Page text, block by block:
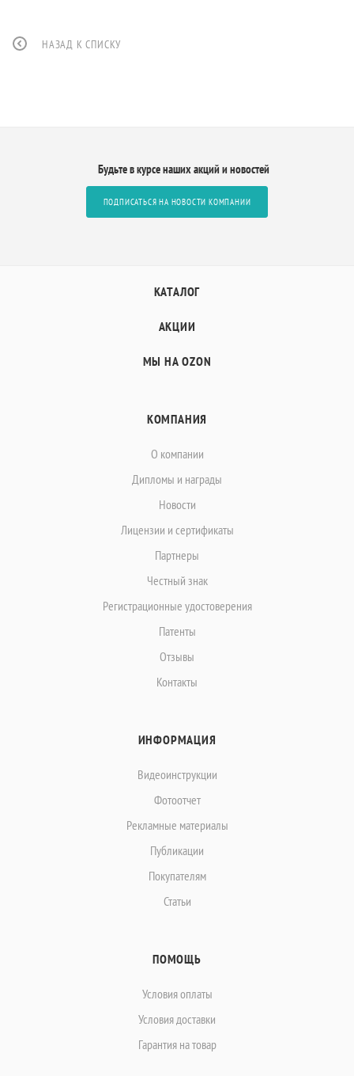
НАЗАД К СПИСКУ
Будьте в курсе наших акций и новостей
ПОДПИСАТЬСЯ НА НОВОСТИ КОМПАНИИ
КАТАЛОГ
АКЦИИ
МЫ НА OZON
КОМПАНИЯ
О компании
Дипломы и награды
Новости
Лицензии и сертификаты
Партнеры
Честный знак
Регистрационные удостоверения
Патенты
Отзывы
Контакты
ИНФОРМАЦИЯ
Видеоинструкции
Фотоотчет
Рекламные материалы
Публикации
Покупателям
Статьи
ПОМОЩЬ
Условия оплаты
Условия доставки
Гарантия на товар